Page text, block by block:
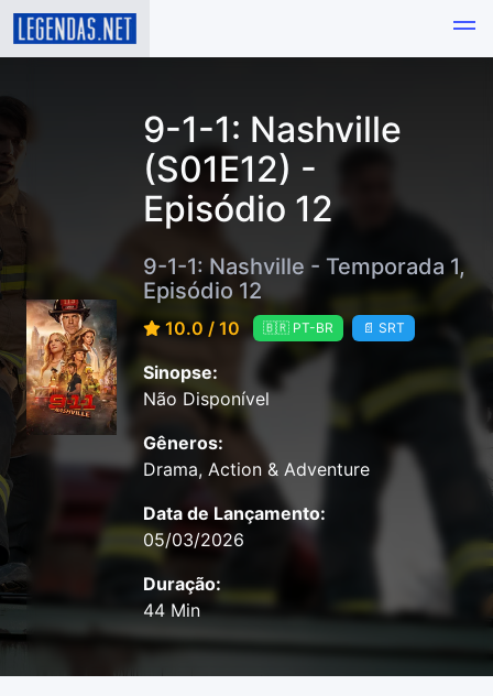
9-1-1: Nashville
(S01E12) -
Episódio 12
9-1-1: Nashville - Temporada 1,
Episódio 12
10.0 / 10 🇧🇷 PT-BR 📄 SRT
Sinopse:
Não Disponível
Gêneros:
Drama, Action & Adventure
Data de Lançamento:
05/03/2026
Duração:
44 Min